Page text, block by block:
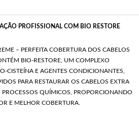
PROFISSIONAL COM BIO RESTORE
– PERFEITA COBERTURA DOS CABELOS
BIO-RESTORE, UM COMPLEXO
CISTEÍNA E AGENTES CONDICIONANTES,
PARA RESTAURAR OS CABELOS EXTRA
PROCESSOS QUÍMICOS, PROPORCIONANDO
E MELHOR COBERTURA.